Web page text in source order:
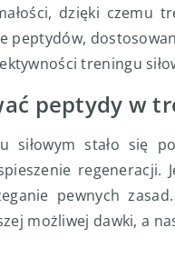
dzięki czemu
peptydów,
treningu
peptydy w
siłowym stało się
regeneracji.
pewnych
możliwej dawki, a